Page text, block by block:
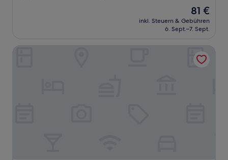
Der
Preis
beträgt
81 €
inkl. Steuern & Gebühren
6. Sept.–7. Sept.